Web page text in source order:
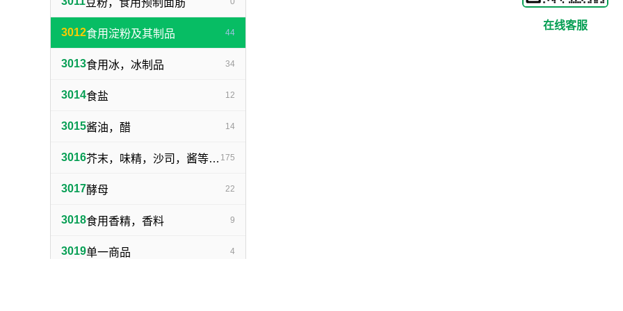
豆粉，食用预制面筋
3012食用淀粉及其制品 44
3013食用冰，冰制品 34
3014食盐 12
3015酱油，醋 14
3016 芥末，味精，沙司，酱等调味品 175
3017酵母 22
3018食用香精，香料 9
3019单一商品 4
在线客服